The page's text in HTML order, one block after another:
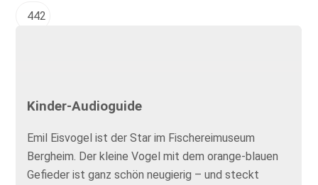
442
Kinder-Audioguide
Emil Eisvogel ist der Star im Fischereimuseum
Bergheim. Der kleine Vogel mit dem orange-blauen
Gefieder ist ganz schön neugierig – und steckt